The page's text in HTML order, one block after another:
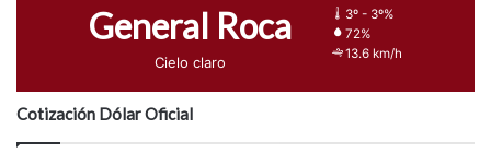
General Roca
Cielo claro
3º - 3º%
72%
13.6 km/h
Cotización Dólar Oficial